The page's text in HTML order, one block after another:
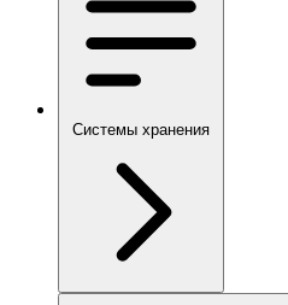
Системы хранения